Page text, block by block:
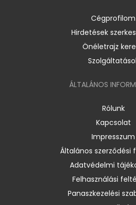
Cégprofilom
Hirdetések
Önéletrajz
ÁLTALÁNOS
Rólunk
Kapcsolat
Impresszum
Általános szerződési
Adatvédelmi
Felhasználási
Panaszkezelési